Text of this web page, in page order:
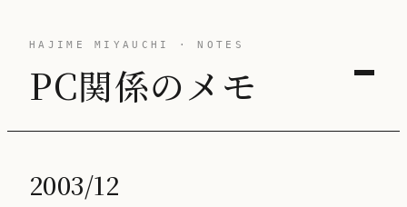
HAJIME MIYAUCHI · NOTES
PC関係のメモ
2003/12